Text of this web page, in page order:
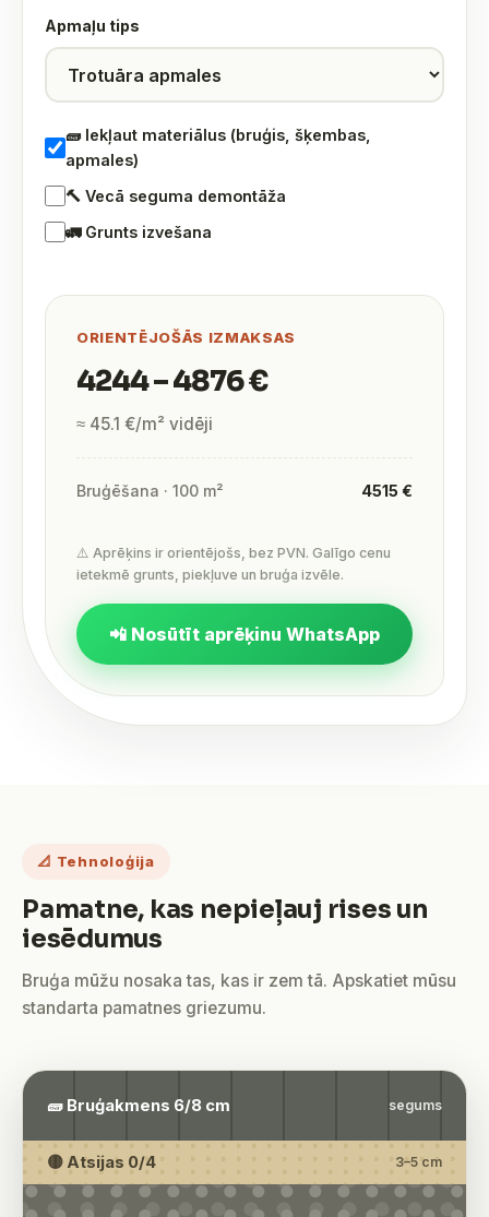
Apmaļu tips
🧱 Iekļaut materiālus (bruģis, šķembas,
apmales)
🔨 Vecā seguma demontāža
🚛 Grunts izvešana
ORIENTĒJOŠĀS IZMAKSAS
4244 – 4876 €
≈ 45.1 €/m² vidēji
Bruģēšana · 100 m² 4515 €
⚠️ Aprēķins ir orientējošs, bez PVN. Galīgo cenu
ietekmē grunts, piekļuve un bruģa izvēle.
📲 Nosūtīt aprēķinu WhatsApp
📐 Tehnoloģija
Pamatne, kas nepieļauj rises un
iesēdumus
Bruģa mūžu nosaka tas, kas ir zem tā. Apskatiet mūsu
standarta pamatnes griezumu.
🧱 Bruģakmens 6/8 cm segums
🟡 Atsijas 0/4 3–5 cm